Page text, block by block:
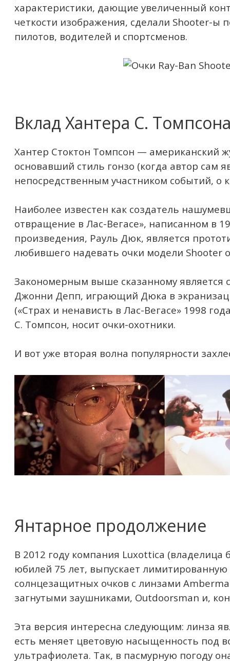
характеристики, дающие увеличенный
четкости изображения, сделали Shooter-ы
пилотов, водителей и спортсменов.
Вклад Хантера С.
Хантер Стоктон Томпсон — американский
основавший стиль гонзо (когда автор сам
непосредственным участником событий, о
Наиболее известен как создатель
отвращение в Лас-Вегасе», написанном в
произведения, Рауль Дюк, является
любившего надевать очки модели Shooter
Закономерным выше сказанному является
Джонни Депп, играющий Дюка в
(«Страх и ненависть в Лас-Вегасе» 1998
С. Томпсон, носит очки-охотники.
И вот уже вторая волна популярности
Янтарное продолжение
В 2012 году компания Luxottica (владелица
юбилей 75 лет, выпускает
солнцезащитных очков с линзами
загнутыми заушниками, Outdoorsman и,
Эта версия интересна следующим: линза
есть меняет цветовую насыщенность под
ультрафиолета. Так, в пасмурную погоду